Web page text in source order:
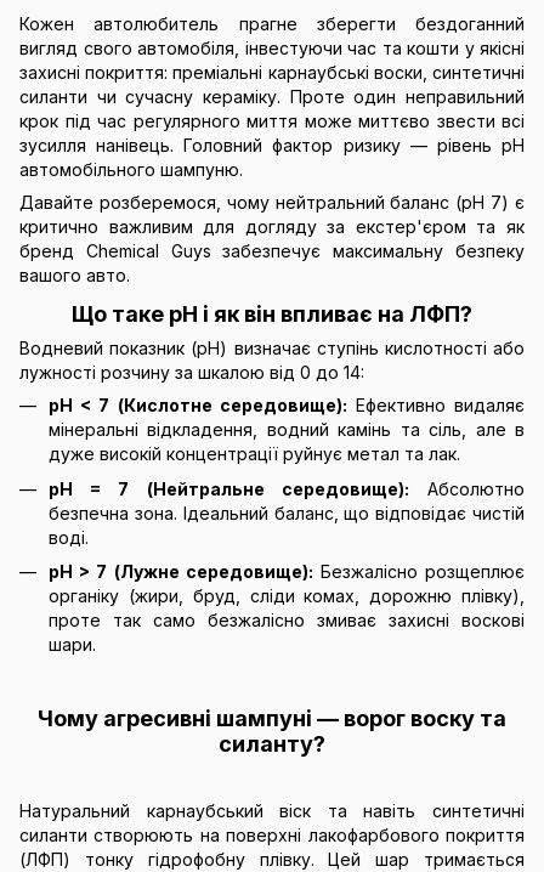
Кожен автолюбитель прагне зберегти бездоганний
вигляд свого автомобіля, інвестуючи час та кошти у якісні
захисні покриття: преміальні карнаубські воски, синтетичні
силанти чи сучасну кераміку. Проте один неправильний
крок під час регулярного миття може миттєво звести всі
зусилля нанівець. Головний фактор ризику — рівень pH
автомобільного шампуню.
Давайте розберемося, чому нейтральний баланс (pH 7) є
критично важливим для догляду за екстер'єром та як
бренд Chemical Guys забезпечує максимальну безпеку
вашого авто.
Що таке pH і як він впливає на ЛФП?
Водневий показник (pH) визначає ступінь кислотності або
лужності розчину за шкалою від 0 до 14:
pH < 7 (Кислотне середовище): Ефективно видаляє
мінеральні відкладення, водний камінь та сіль, але в
дуже високій концентрації руйнує метал та лак.
pH = 7 (Нейтральне середовище): Абсолютно
безпечна зона. Ідеальний баланс, що відповідає чистій
воді.
pH > 7 (Лужне середовище): Безжалісно розщеплює
органіку (жири, бруд, сліди комах, дорожню плівку),
проте так само безжалісно змиває захисні воскові
шари.
Чому агресивні шампуні — ворог воску та
силанту?
Натуральний карнаубський віск та навіть синтетичні
силанти створюють на поверхні лакофарбового покриття
(ЛФП) тонку гідрофобну плівку. Цей шар тримається